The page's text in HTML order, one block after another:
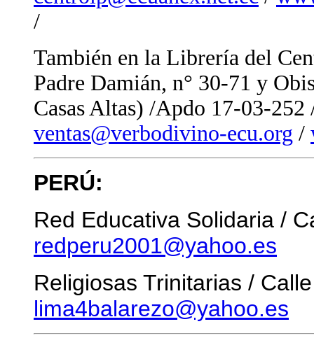
/
También en la Librería del
Padre Damián, n° 30-71 y
Casas Altas) /Apdo 17-03-
ventas@verbodivino-ecu.org /
PERÚ:
Red Educativa Solidaria /
redperu2001@yahoo.es
Religiosas Trinitarias /
lima4balarezo@yahoo.es